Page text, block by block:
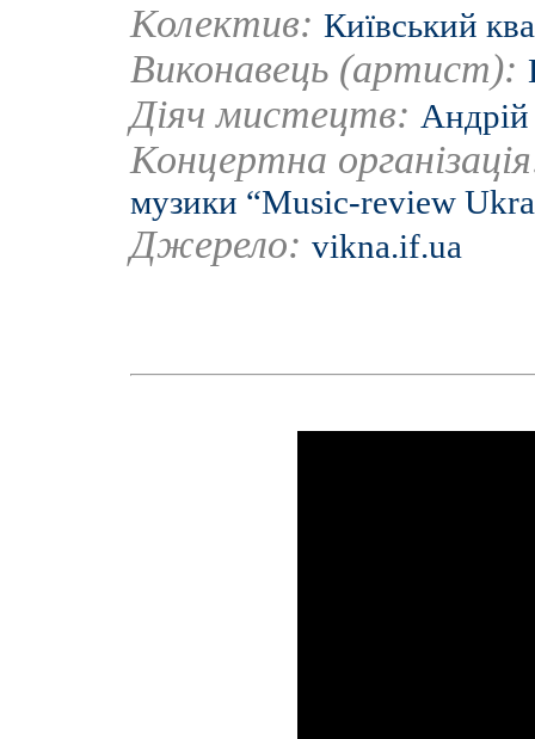
Колектив: Київський
Виконавець (артист):
Діяч мистецтв:
Концертна
музики “Music-review
Джерело: vikna.if.ua